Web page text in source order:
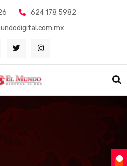
624 178 5982